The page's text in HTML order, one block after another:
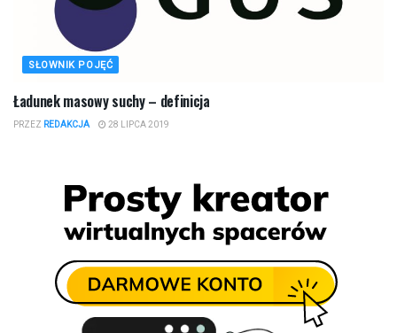
SŁOWNIK POJĘĆ
Ładunek masowy suchy – definicja
PRZEZ REDAKCJA 28 LIPCA 2019